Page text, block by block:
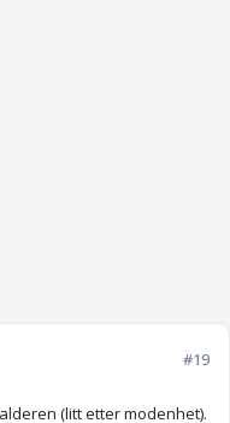
#19
(litt etter modenhet).